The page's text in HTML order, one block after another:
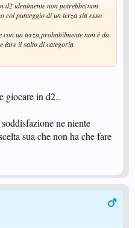
idealmente non potrebbe(non
col punteggio di un terza sia esso
con un terza,probabilmente non è da
fare il salto di categoria
giocare in d2..
ne niente
sua che non ha che fare